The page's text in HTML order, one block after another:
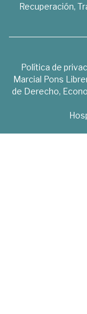
Recuperación,
Política de
Marcial Pons
de Derecho,